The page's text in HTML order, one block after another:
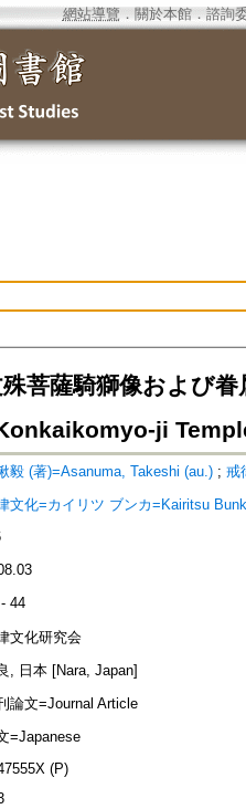
網站導覽 ． 關於本館． 諮詢
菩薩騎獅像および
ji
毅 (著)=Asanuma, Takeshi (au.); 戒
文化=カイリツ ブンカ=Kairitsu
44
文化研究会
, 日本 [Nara, Japan]
論文=Journal Article
=Japanese
(P)